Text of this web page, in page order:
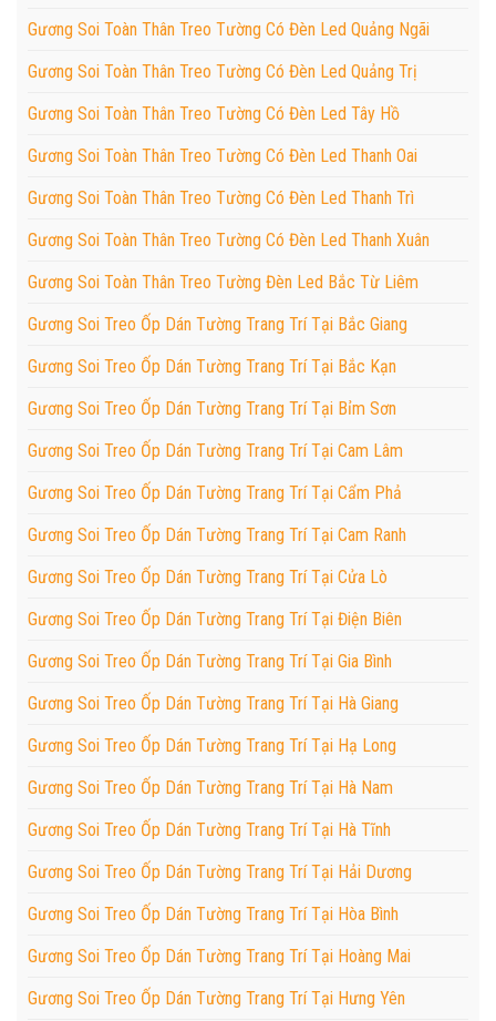
Gương Soi Toàn Thân Treo Tường Có Đèn Led Quảng Ngãi
Gương Soi Toàn Thân Treo Tường Có Đèn Led Quảng Trị
Gương Soi Toàn Thân Treo Tường Có Đèn Led Tây Hồ
Gương Soi Toàn Thân Treo Tường Có Đèn Led Thanh Oai
Gương Soi Toàn Thân Treo Tường Có Đèn Led Thanh Trì
Gương Soi Toàn Thân Treo Tường Có Đèn Led Thanh Xuân
Gương Soi Toàn Thân Treo Tường Đèn Led Bắc Từ Liêm
Gương Soi Treo Ốp Dán Tường Trang Trí Tại Bắc Giang
Gương Soi Treo Ốp Dán Tường Trang Trí Tại Bắc Kạn
Gương Soi Treo Ốp Dán Tường Trang Trí Tại Bỉm Sơn
Gương Soi Treo Ốp Dán Tường Trang Trí Tại Cam Lâm
Gương Soi Treo Ốp Dán Tường Trang Trí Tại Cẩm Phả
Gương Soi Treo Ốp Dán Tường Trang Trí Tại Cam Ranh
Gương Soi Treo Ốp Dán Tường Trang Trí Tại Cửa Lò
Gương Soi Treo Ốp Dán Tường Trang Trí Tại Điện Biên
Gương Soi Treo Ốp Dán Tường Trang Trí Tại Gia Bình
Gương Soi Treo Ốp Dán Tường Trang Trí Tại Hà Giang
Gương Soi Treo Ốp Dán Tường Trang Trí Tại Hạ Long
Gương Soi Treo Ốp Dán Tường Trang Trí Tại Hà Nam
Gương Soi Treo Ốp Dán Tường Trang Trí Tại Hà Tĩnh
Gương Soi Treo Ốp Dán Tường Trang Trí Tại Hải Dương
Gương Soi Treo Ốp Dán Tường Trang Trí Tại Hòa Bình
Gương Soi Treo Ốp Dán Tường Trang Trí Tại Hoàng Mai
Gương Soi Treo Ốp Dán Tường Trang Trí Tại Hưng Yên